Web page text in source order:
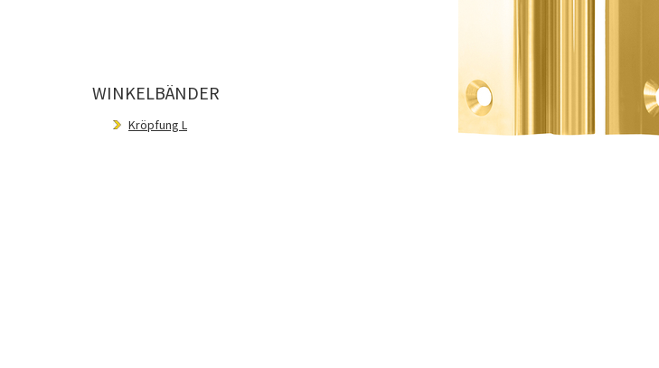
WINKELBÄNDER
Kröpfung L